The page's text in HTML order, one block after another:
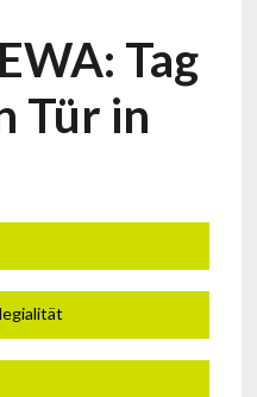
Tag
Tür in